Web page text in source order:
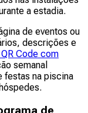
a estadia.
de eventos ou
descrições e
Code com
semanal
festas na piscina